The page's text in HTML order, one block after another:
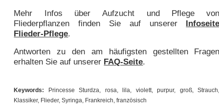
Mehr Infos über Aufzucht und Pflege
Fliederpflanzen finden Sie auf unserer
Flieder-Pflege.
Antworten zu den am häufigsten gestellten
erhalten Sie auf unserer FAQ-Seite.
Keywords:
Princesse Sturdza, rosa, lila, violett, purpur, groß,
Klassiker, Flieder, Syringa, Frankreich, französisch